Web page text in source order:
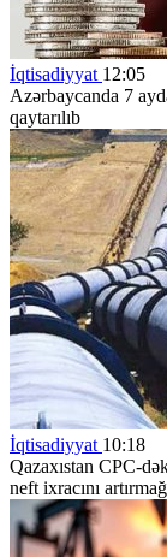
İqtisadiyyat 12:05
Azərbaycanda 7
qaytarılıb
İqtisadiyyat 10:18
Qazaxıstan CPC-
neft ixracını